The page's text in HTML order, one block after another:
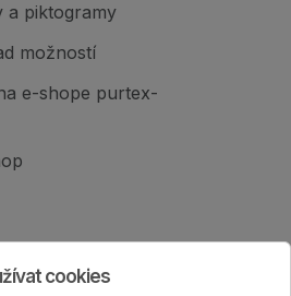
a piktogramy
možností
e-shope purtex-
cookies